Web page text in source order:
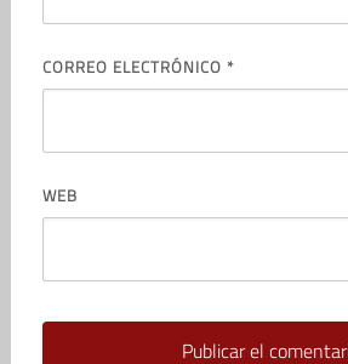
CORREO ELECTRÓNICO *
WEB